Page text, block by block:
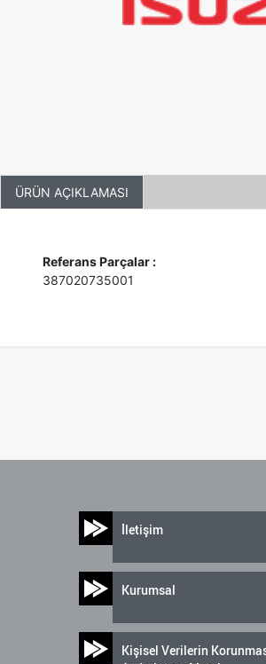
ÜRÜN AÇIKLAMASI
Referans Parçalar :
387020735001
İletişim
Kurumsal
Kişisel Verilerin